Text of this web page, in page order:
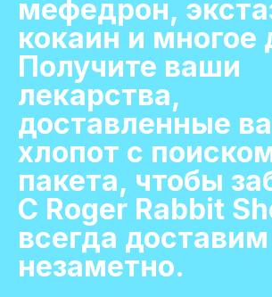
мефедрон,
кокаин и многое
Получите ваши
лекарства,
доставленные
хлопот с
пакета, чтобы
С Roger Rabbit
всегда
незаметно.